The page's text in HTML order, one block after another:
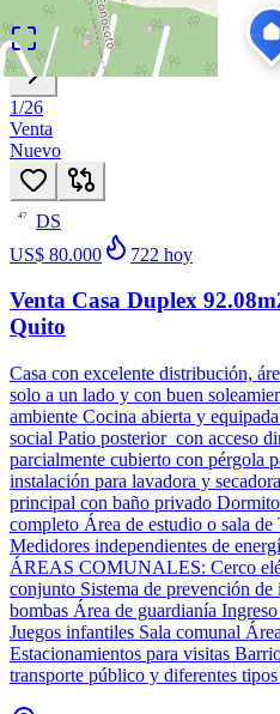
Ver todas
1/26
Venta
Nuevo
47
DS
US$ 80.000
722 hoy
Venta Casa Duplex
Quito
Casa con excelente distribución,
solo a un lado y con buen
ambiente Cocina abierta y
social Patio posterior con acceso
parcialmente cubierto con pérgola
instalación para lavadora y
principal con baño privado
completo Área de estudio o sala
Medidores independientes de
ÁREAS COMUNALES: Cerco
conjunto Sistema de prevención
bombas Área de guardianía
Juegos infantiles Sala comunal
Estacionamientos para visitas
transporte público y diferentes